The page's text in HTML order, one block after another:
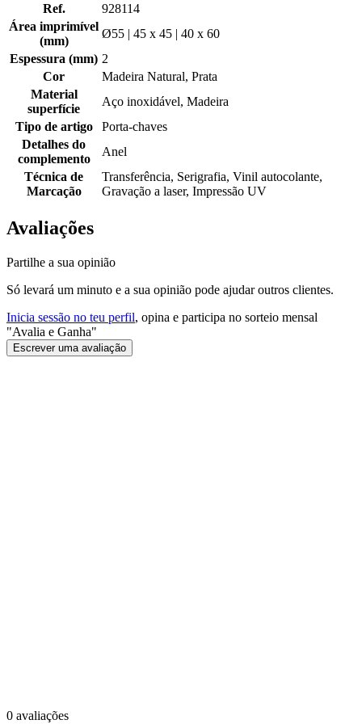
Ref.
928114
Área imprimível
(mm)
Ø55 | 45 x 45 | 40 x 60
Espessura (mm) 2
Cor
Madeira Natural, Prata
Material
superfície
Aço inoxidável, Madeira
Tipo de artigo
Porta-chaves
Detalhes do
complemento
Anel
Técnica de
Marcação
Transferência, Serigrafia, Vinil autocolante,
Gravação a laser, Impressão UV
Avaliações
Partilhe a sua opinião
Só levará um minuto e a sua opinião pode ajudar outros clientes.
Inicia sessão no teu perfil, opina e participa no sorteio mensal
"Avalia e Ganha"
Escrever uma avaliação
0 avaliações